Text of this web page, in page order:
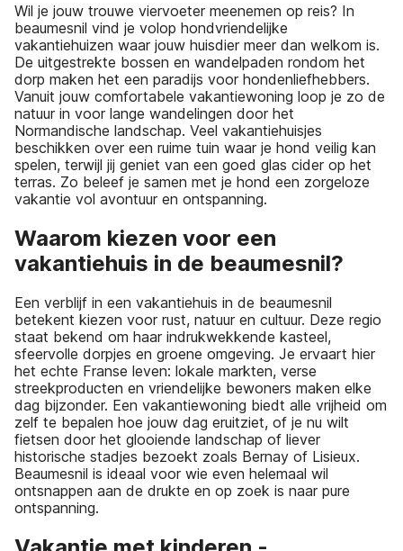
Wil je jouw trouwe viervoeter meenemen op reis? In
beaumesnil vind je volop hondvriendelijke
vakantiehuizen waar jouw huisdier meer dan welkom is.
De uitgestrekte bossen en wandelpaden rondom het
dorp maken het een paradijs voor hondenliefhebbers.
Vanuit jouw comfortabele vakantiewoning loop je zo de
natuur in voor lange wandelingen door het
Normandische landschap. Veel vakantiehuisjes
beschikken over een ruime tuin waar je hond veilig kan
spelen, terwijl jij geniet van een goed glas cider op het
terras. Zo beleef je samen met je hond een zorgeloze
vakantie vol avontuur en ontspanning.
Waarom kiezen voor een
vakantiehuis in de beaumesnil?
Een verblijf in een vakantiehuis in de beaumesnil
betekent kiezen voor rust, natuur en cultuur. Deze regio
staat bekend om haar indrukwekkende kasteel,
sfeervolle dorpjes en groene omgeving. Je ervaart hier
het echte Franse leven: lokale markten, verse
streekproducten en vriendelijke bewoners maken elke
dag bijzonder. Een vakantiewoning biedt alle vrijheid om
zelf te bepalen hoe jouw dag eruitziet, of je nu wilt
fietsen door het glooiende landschap of liever
historische stadjes bezoekt zoals Bernay of Lisieux.
Beaumesnil is ideaal voor wie even helemaal wil
ontsnappen aan de drukte en op zoek is naar pure
ontspanning.